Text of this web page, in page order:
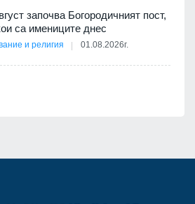
започва Богородичният пост,
са имениците днес
и религия 01.08.2026г.